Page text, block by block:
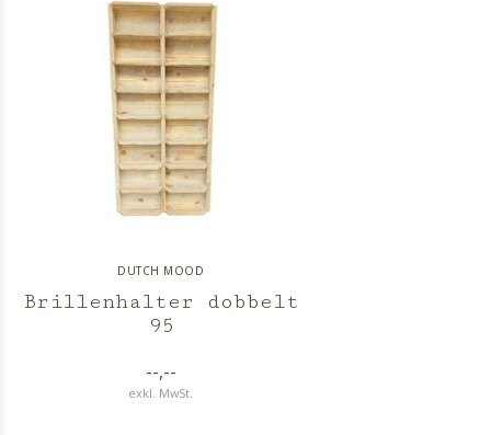
DUTCH MOOD
Brillenhalter dobbelt
95
--,--
exkl. MwSt.